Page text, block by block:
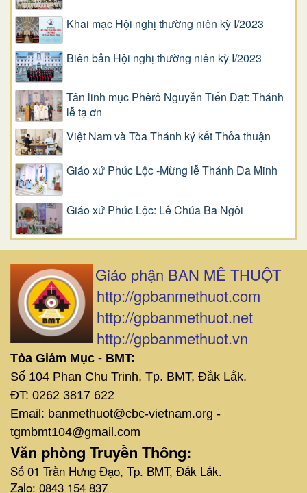
Khai mạc Hội nghị thường niên kỳ I/2023
Biên bản Hội nghị thường niên kỳ I/2023
Tân linh mục Phêrô Nguyễn Tiến Đạt: Thánh
lễ tạ ơn
Việt Nam và Tòa Thánh ký kết Thỏa thuận
Giáo xứ Phúc Lộc -Mừng lễ Thánh Đa Minh
Giáo xứ Phúc Lộc: Lễ Chúa Ba Ngôi
Giáo phận BAN MÊ THUỘT
http://gpbanmethuot.com
http://gpbanmethuot.net
http://gpbanmethuot.vn
Tòa Giám Mục - BMT:
Số 104 Phan Chu Trinh, Tp. BMT, Đắk Lắk.
ĐT: 0262 3817 622
Email: banmethuot@cbc-vietnam.org -
tgmbmt104@gmail.com
Văn phòng Truyền Thông:
Số 01 Trần Hưng Đạo, Tp. BMT, Đắk Lắk.
Zalo: 0843 154 837